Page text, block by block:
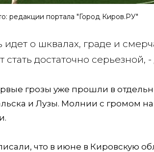
редакции портала "Город Киров.РУ"
идет о шквалах, граде и
стать достаточно
грозы уже прошли в
и Лузы. Молнии с громом
что в июне в Кировскую